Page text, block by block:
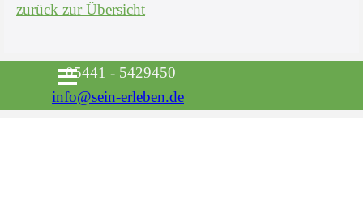
zurück zur Übersicht
info@sein-erleben.de
05441 - 5429450
Menü überspringen